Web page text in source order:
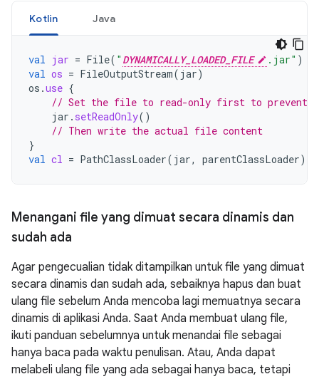
Kotlin Java
val jar = File( " DYNAMICALLY_LOADED_FILE .jar" )
val os = FileOutputStream( jar)
os .use {
// Set the file to read-only first to prevent
jar . setReadOnly()
// Then write the actual file content
}
val cl = PathClassLoader( jar, parentClassLoader)
Menangani file yang dimuat secara dinamis dan
sudah ada
Agar pengecualian tidak ditampilkan untuk file yang dimuat
secara dinamis dan sudah ada, sebaiknya hapus dan buat
ulang file sebelum Anda mencoba lagi memuatnya secara
dinamis di aplikasi Anda. Saat Anda membuat ulang file,
ikuti panduan sebelumnya untuk menandai file sebagai
hanya baca pada waktu penulisan. Atau, Anda dapat
melabeli ulang file yang ada sebagai hanya baca, tetapi